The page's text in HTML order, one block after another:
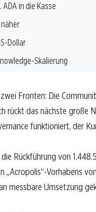
in die Kasse
Dollar
Skalierung
Fronten: Die
rückt das nächste große
funktioniert, der
Rückführung von
„Acropolis“-Vorhabens
messbare Umsetzung